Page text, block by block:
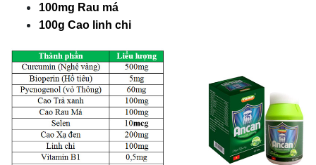
100mg Rau má
100g Cao linh chi